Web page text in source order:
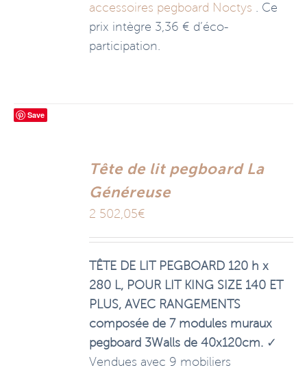
accessoires pegboard Noctys . Ce
prix intègre 3,36 € d’éco-
participation.
Save
Tête de lit pegboard La
Généreuse
2 502,05€
TÊTE DE LIT PEGBOARD 120 h x
280 L, POUR LIT KING SIZE 140 ET
PLUS, AVEC RANGEMENTS
composée de 7 modules muraux
pegboard 3Walls de 40x120cm. ✓
Vendues avec 9 mobiliers